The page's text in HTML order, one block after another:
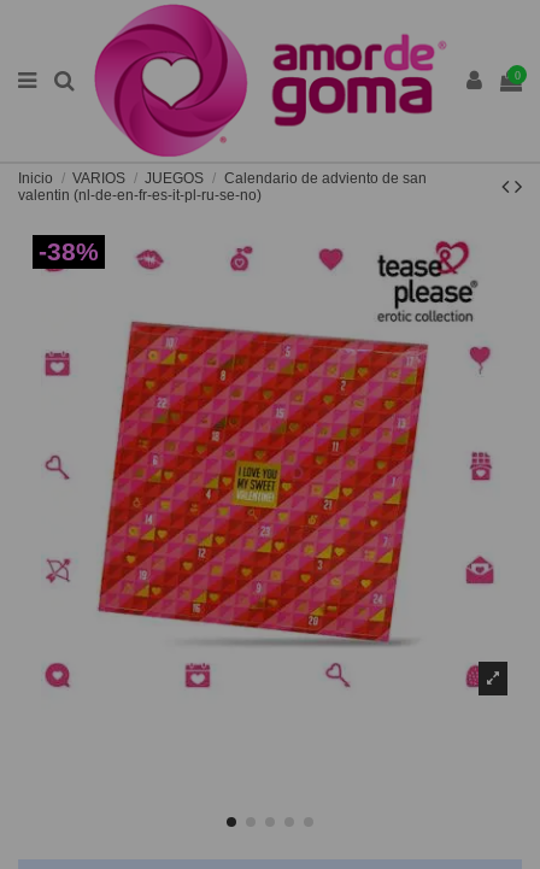
0
Inicio VARIOS JUEGOS
Calendario de adviento de san
valentin (nl-de-en-fr-es-it-pl-ru-se-no)
-38%